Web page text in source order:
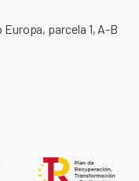
parcela 1, A-B